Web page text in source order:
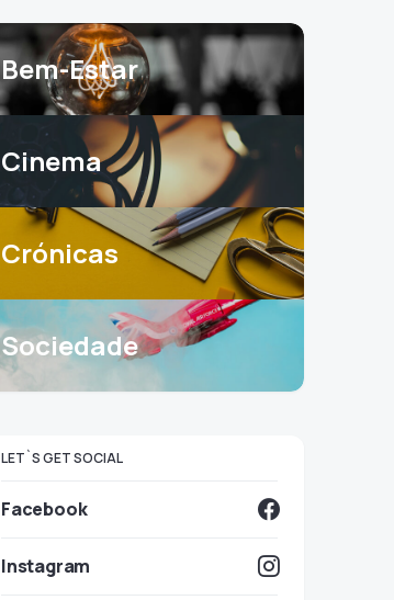
Bem-Estar
Cinema
Crónicas
Sociedade
LET`S GET SOCIAL
Facebook
Instagram